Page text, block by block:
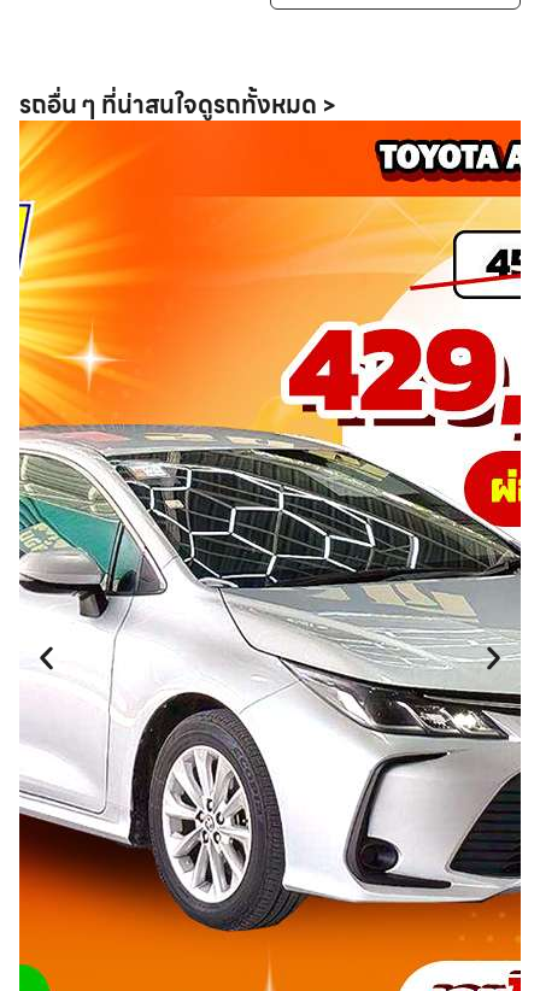
รถอื่น ๆ ที่น่าสนใจดูรถทั้งหมด >